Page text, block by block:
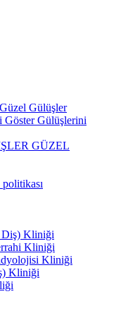
Gülüşler
Göster Gülüşlerini
GÜZEL
Kliniği
Kliniği
Kliniği
Kliniği